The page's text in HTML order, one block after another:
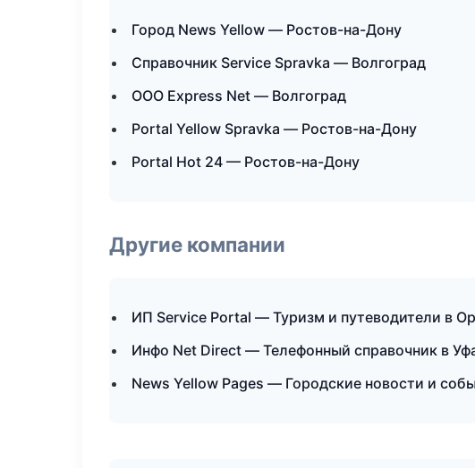
Город News Yellow — Ростов-на-Дону
Справочник Service Spravka — Волгоград
ООО Express Net — Волгоград
Portal Yellow Spravka — Ростов-на-Дону
Portal Hot 24 — Ростов-на-Дону
Другие компании
ИП Service Portal — Туризм и путеводители в
Инфо Net Direct — Телефонный справочник в
News Yellow Pages — Городские новости и